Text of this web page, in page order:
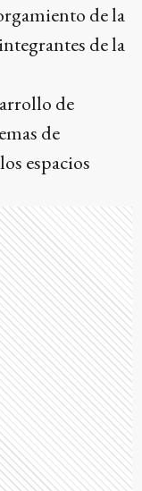
de la
de la
de
de
espacios